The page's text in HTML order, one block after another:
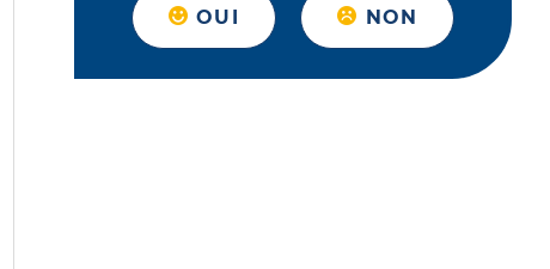
OUI NON